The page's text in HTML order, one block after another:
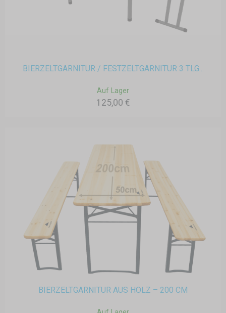
BIERZELTGARNITUR / FESTZELTGARNITUR 3 TLG...
Auf Lager
125,00 €
BIERZELTGARNITUR AUS HOLZ – 200 CM